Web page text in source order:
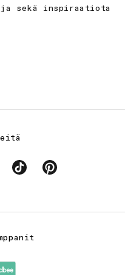
sekä inspiraatiota
TikTokPinterest